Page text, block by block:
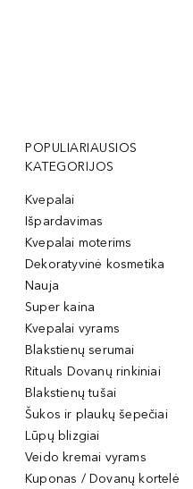
POPULIARIAUSIOS
KATEGORIJOS
Kvepalai
Išpardavimas
Kvepalai moterims
Dekoratyvinė kosmetika
Nauja
Super kaina
Kvepalai vyrams
Blakstienų serumai
Rituals Dovanų rinkiniai
Blakstienų tušai
Šukos ir plaukų šepečiai
Lūpų blizgiai
Veido kremai vyrams
Kuponas / Dovanų kortelė